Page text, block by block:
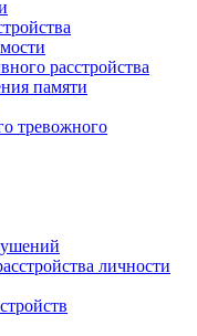
расстройства
памяти
тревожного
личности